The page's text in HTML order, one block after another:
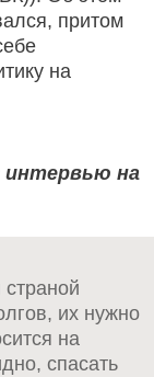
притом
на
интервью на
их нужно
на
спасать